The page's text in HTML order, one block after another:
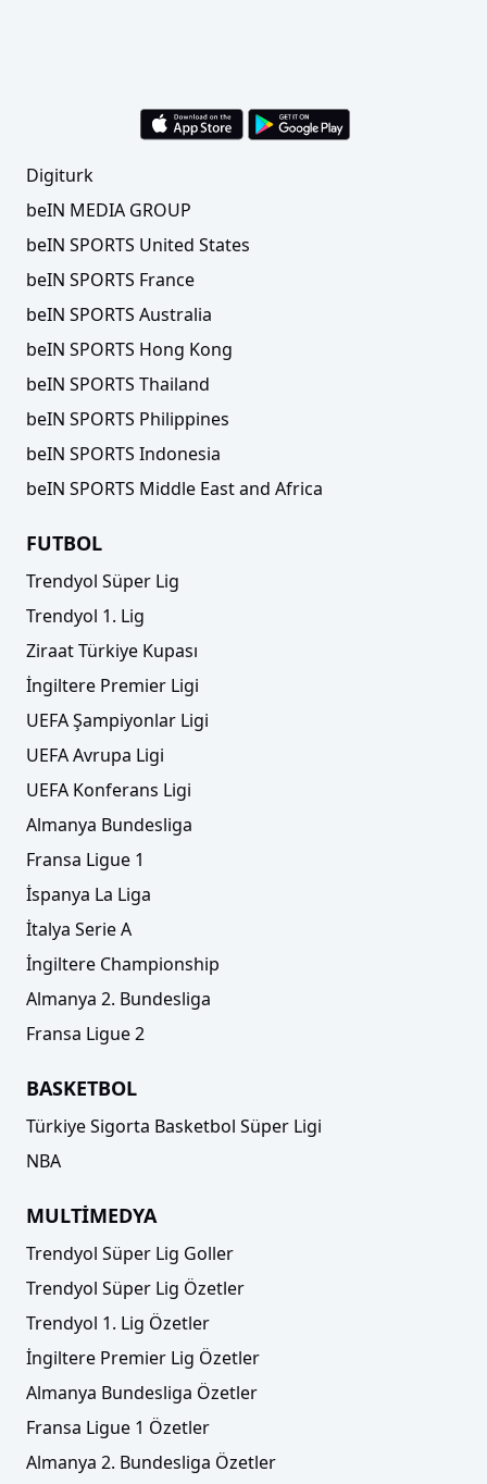
Digiturk
beIN MEDIA GROUP
beIN SPORTS United States
beIN SPORTS France
beIN SPORTS Australia
beIN SPORTS Hong Kong
beIN SPORTS Thailand
beIN SPORTS Philippines
beIN SPORTS Indonesia
beIN SPORTS Middle East and Africa
FUTBOL
Trendyol Süper Lig
Trendyol 1. Lig
Ziraat Türkiye Kupası
İngiltere Premier Ligi
UEFA Şampiyonlar Ligi
UEFA Avrupa Ligi
UEFA Konferans Ligi
Almanya Bundesliga
Fransa Ligue 1
İspanya La Liga
İtalya Serie A
İngiltere Championship
Almanya 2. Bundesliga
Fransa Ligue 2
BASKETBOL
Türkiye Sigorta Basketbol Süper Ligi
NBA
MULTİMEDYA
Trendyol Süper Lig Goller
Trendyol Süper Lig Özetler
Trendyol 1. Lig Özetler
İngiltere Premier Lig Özetler
Almanya Bundesliga Özetler
Fransa Ligue 1 Özetler
Almanya 2. Bundesliga Özetler